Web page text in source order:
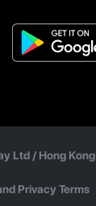
Ltd / Hong Kong
Privacy Terms